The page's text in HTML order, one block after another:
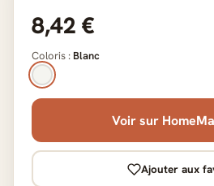
8,42 €
Coloris : Blanc
Voir sur
Ajouter aux